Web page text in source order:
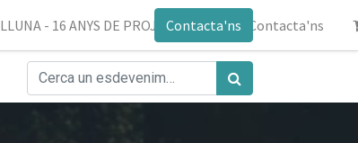
LLUNA - 16 ANYS DE PROJECTE Blog Contacta'ns
Contacta'ns